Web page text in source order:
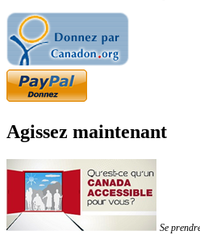
Agissez maintenant
Se